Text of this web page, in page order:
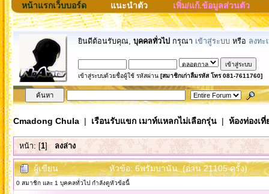
หน้าแรกเว็บบอร์ด แนะนำตัว เพิ่ม/แก้.ข้อมูลส่วนตัว
ยินดีต้อนรับคุณ, บุคคลทั่วไป กรุณา เข้าสู่ระบบ หรือ ลงทะ
เข้าสู่ระบบด้วยชื่อผู้ใช้ รหัสผ่าน [สมาชิกเก่าลืมรหัส โทร 081-7611760]
Cmadong Chula| เรือนรับแขก เมาท์แหลกไม่เลือกรุ่น| ห้องท่องเ
หน้า: [1] ลงล่าง
ผู้เขียน หัวข้อ: 6พรัมบานัน (อ่าน 21105 ครั้ง)
0 สมาชิก และ 1 บุคคลทั่วไป กำลังดูหัวข้อนี้